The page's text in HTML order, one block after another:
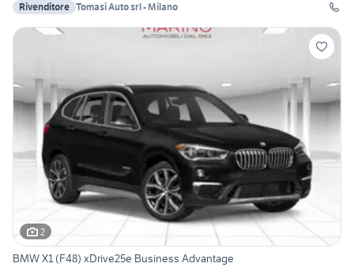
Rivenditore Tomasi Auto srl - Milano
2
BMW X1 (F48) xDrive25e Business Advantage